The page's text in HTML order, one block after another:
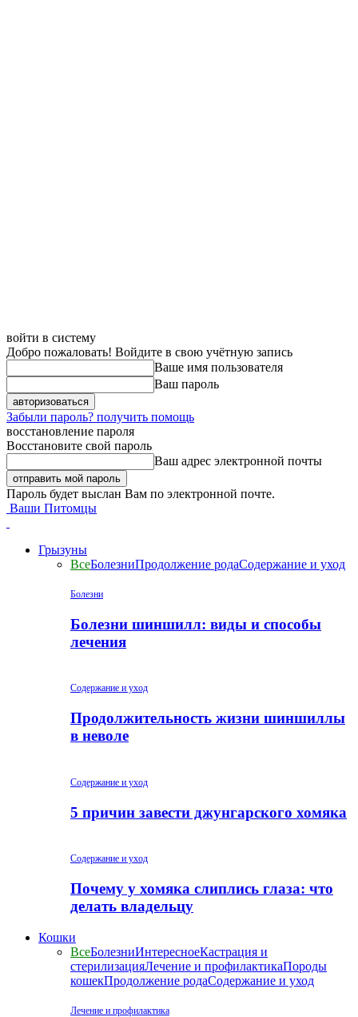
войти в систему
Добро пожаловать! Войдите в свою учётную запись
Ваше имя пользователя
Ваш пароль
Забыли пароль? получить помощь
восстановление пароля
Восстановите свой пароль
Ваш адрес электронной почты
Пароль будет выслан Вам по электронной почте.
Ваши Питомцы
Грызуны
ВсеБолезниПродолжение родаСодержание и уход
Болезни
Болезни шиншилл: виды и способы
лечения
Содержание и уход
Продолжительность жизни шиншиллы
в неволе
Содержание и уход
5 причин завести джунгарского хомяка
Содержание и уход
Почему у хомяка слиплись глаза: что
делать владельцу
Кошки
ВсеБолезниИнтересноеКастрация и
стерилизацияЛечение и профилактикаПороды
кошекПродолжение родаСодержание и уход
Лечение и профилактика